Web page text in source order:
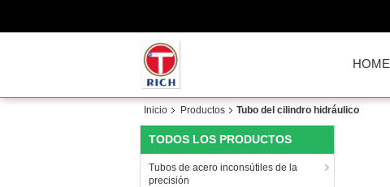
HOME
Inicio Productos Tubo del cilindro hidráulico
TODOS LOS PRODUCTOS
Tubos de acero inconsútiles de la
precisión